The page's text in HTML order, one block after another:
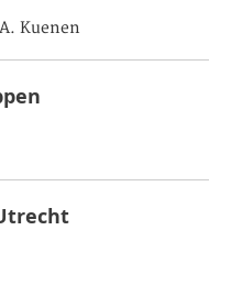
Kuenen